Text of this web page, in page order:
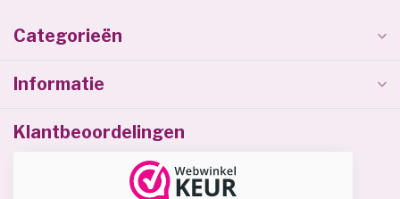
Categorieën
Informatie
Klantbeoordelingen